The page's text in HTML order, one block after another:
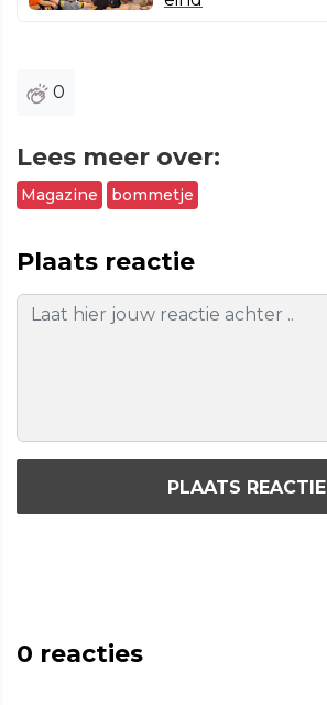
0
Lees meer over:
Magazine bommetje
Plaats reactie
PLAATS REACTIE
0 reacties